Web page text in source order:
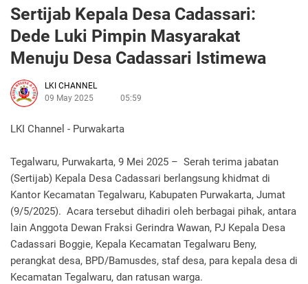
Sertijab Kepala Desa Cadassari:
Dede Luki Pimpin Masyarakat
Menuju Desa Cadassari Istimewa
LKI CHANNEL
09 May 2025
05:59
LKI Channel - Purwakarta
‎Tegalwaru, Purwakarta, 9 Mei 2025 – Serah terima jabatan
(Sertijab) Kepala Desa Cadassari berlangsung khidmat di
Kantor Kecamatan Tegalwaru, Kabupaten Purwakarta, Jumat
(9/5/2025). Acara tersebut dihadiri oleh berbagai pihak, antara
lain Anggota Dewan Fraksi Gerindra Wawan, PJ Kepala Desa
Cadassari Boggie, Kepala Kecamatan Tegalwaru Beny,
perangkat desa, BPD/Bamusdes, staf desa, para kepala desa di
Kecamatan Tegalwaru, dan ratusan warga.